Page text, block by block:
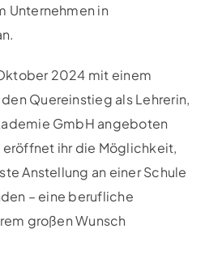
Unternehmen in
2024 mit einem
Quereinstieg als Lehrerin,
GmbH angeboten
eröffnet ihr die Möglichkeit,
Anstellung an einer Schule
– eine berufliche
großen Wunsch